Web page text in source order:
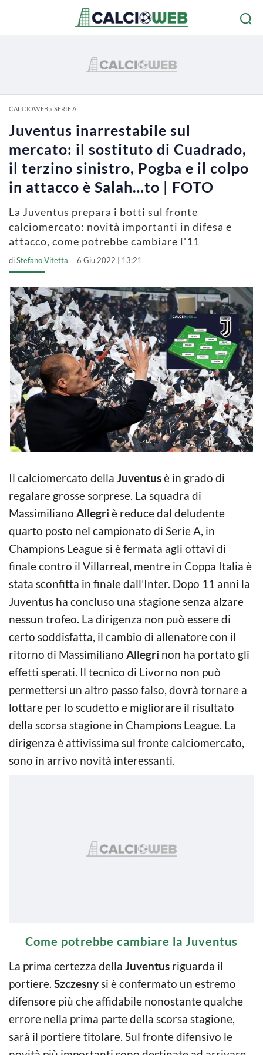
CALCIOWEB» SERIE A
Juventus inarrestabile sul
mercato: il sostituto di Cuadrado,
il terzino sinistro, Pogba e il colpo
in attacco è Salah…to | FOTO
La Juventus prepara i botti sul fronte
calciomercato: novità importanti in difesa e
attacco, come potrebbe cambiare l'11
diStefano Vitetta 6 Giu 2022 | 13:21
Il calciomercato della Juventusè in grado di
regalare grosse sorprese. La squadra di
Massimiliano Allegri è reduce dal deludente
quarto posto nel campionato di Serie A, in
Champions League si è fermata agli ottavi di
finale contro il Villarreal, mentre in Coppa Italia è
stata sconfitta in finale dall’Inter. Dopo 11 anni la
Juventus ha concluso una stagione senza alzare
nessun trofeo. La dirigenza non può essere di
certo soddisfatta, il cambio di allenatore con il
ritorno di Massimiliano Allegri non ha portato gli
effetti sperati. Il tecnico di Livorno non può
permettersi un altro passo falso, dovrà tornare a
lottare per lo scudetto e migliorare il risultato
della scorsa stagione in Champions League. La
dirigenza è attivissima sul fronte calciomercato,
sono in arrivo novità interessanti.
Come potrebbe cambiare la Juventus
La prima certezza della Juventus riguarda il
portiere. Szczesnysi è confermato un estremo
difensore più che affidabile nonostante qualche
errore nella prima parte della scorsa stagione,
sarà il portiere titolare. Sul fronte difensivo le